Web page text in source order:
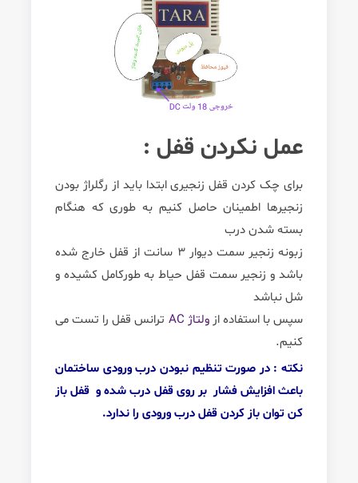
عمل نکردن قفل :
برای چک کردن قفل زنجیری ابتدا باید از رگلراژ بودن
زنجیرها اطمینان حاصل کنیم به طوری که هنگام
بسته شدن درب
زبونه زنجیر سمت دیوار 3 سانت از قفل خارج شده
باشد و زنجیر سمت قفل حیاط به طورکامل کشیده و
شل نباشد
سپس با استفاده ازولتاژ AC
ترانس قفل را تست می
کنیم.
نکته : در صورت تنظیم نبودن درب ورودی ساختمان
باعث افزایش فشار بر روی قفل درب شده و قفل باز
کن توان باز کردن قفل درب ورودی را ندارد.